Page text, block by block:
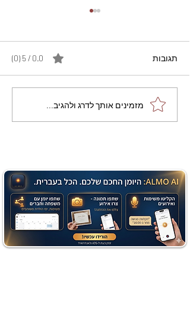
מתכון מנצח עוגת מייפל
שוקולד בחושה וקלה - זיוה
תגובות 0.0 / 5 ‏(0)
מזמינים אותך לדרג ולהגיב...